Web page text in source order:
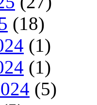
(18)
(1)
(1)
(5)